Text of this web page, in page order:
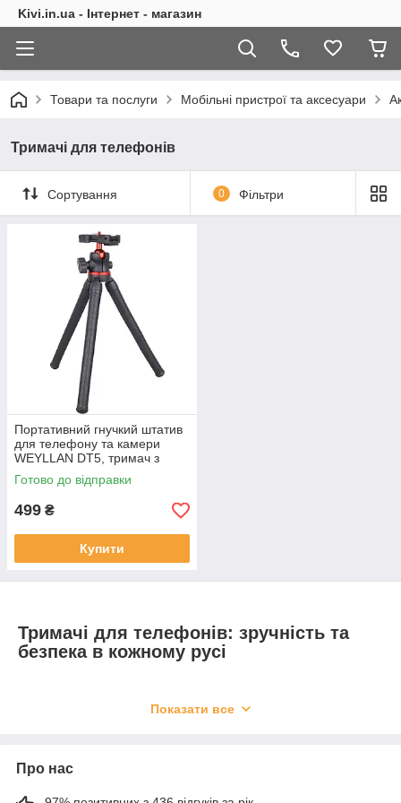
Kivi.in.ua - Інтернет - магазин
Товари та послуги Мобільні пристрої та аксесуари
Тримачі для телефонів
Сортування 0 Фільтри
Портативний гнучкий штатив
для телефону та камери
WEYLLAN DT5, тримач з
кульовою головкою 360°,
сумісний з GoPro і DSLR
Готово до відправки
499 ₴
Купити
Тримачі для телефонів: зручність та
безпека в кожному русі
Забудьте про незручності, пов'язані з використанням
ним безпечно та комфортно в автомобілі, вдома, в офісі чи
на велосипеді. Завдяки тримачу ви можете вільно
Показати все
Про нас